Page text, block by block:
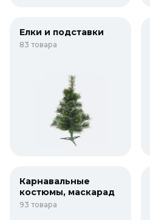
Елки и подставки
83 товара
Карнавальные
костюмы, маскарад
93 товара